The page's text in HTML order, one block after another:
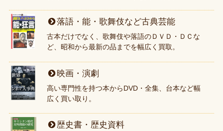
落語・能・歌舞伎など古典芸能
古本だけでなく、歌舞伎や落語のＤＶＤ・ＤＣな
ど、昭和から最新の品までを幅広く買取。
映画・演劇
高い専門性を持つ本からDVD・全集、台本など幅
広く買い取り。
歴史書・歴史資料